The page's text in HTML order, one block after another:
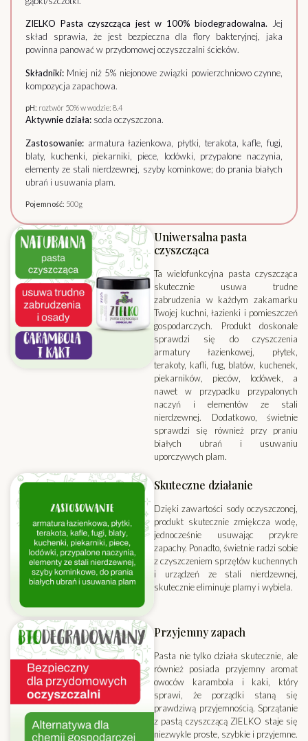
ZIELKO Pasta czyszcząca jest w 100% biodegradowalna. Jej
skład sprawia, że jest bezpieczna dla flory bakteryjnej, jaka
powinna panować w przydomowej oczyszczalni ścieków.
Składniki: Mniej niż 5% niejonowe związki powierzchniowo czynne,
kompozycja zapachowa.
pH: roztwór 50% w wodzie: 8.4
Aktywnie działa: soda oczyszczona.
Zastosowanie: armatura łazienkowa, płytki, terakota, kafle, fugi,
blaty, kuchenki, piekarniki, piece, lodówki, przypalone naczynia,
elementy ze stali nierdzewnej, szyby kominkowe; do prania białych
ubrań i usuwania plam.
Pojemność: 500g
Uniwersalna pasta
czyszcząca
Ta wielofunkcyjna pasta czyszcząca
skutecznie usuwa trudne
zabrudzenia w każdym zakamarku
Twojej kuchni, łazienki i pomieszczeń
gospodarczych. Produkt doskonale
sprawdzi się do czyszczenia
armatury łazienkowej, płytek,
terakoty, kafli, fug, blatów, kuchenek,
piekarników, pieców, lodówek, a
nawet w przypadku przypalonych
naczyń i elementów ze stali
nierdzewnej. Dodatkowo, świetnie
sprawdzi się również przy praniu
białych ubrań i usuwaniu
uporczywych plam.
Skuteczne działanie
Dzięki zawartości sody oczyszczonej,
produkt skutecznie zmiękcza wodę,
jednocześnie usuwając przykre
zapachy. Ponadto, świetnie radzi sobie
z czyszczeniem sprzętów kuchennych
i urządzeń ze stali nierdzewnej,
skutecznie eliminuje plamy i wybiela.
Przyjemny zapach
Pasta nie tylko działa skutecznie, ale
również posiada przyjemny aromat
owoców karambola i kaki, który
sprawi, że porządki staną się
prawdziwą przyjemnością. Sprzątanie
z pastą czyszczącą ZIELKO staje się
niezwykle proste, szybkie i przyjemne.